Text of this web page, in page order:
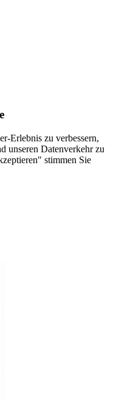
Erlebnis zu verbessern,
unseren Datenverkehr zu
stimmen Sie